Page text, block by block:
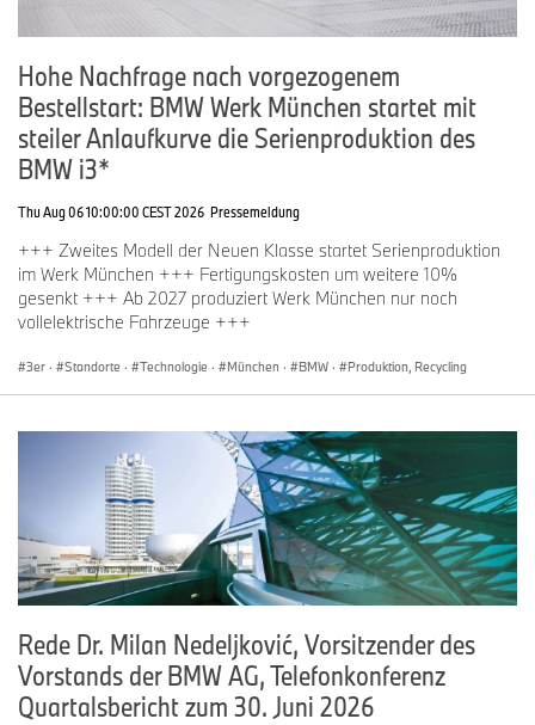
Hohe Nachfrage nach vorgezogenem
Bestellstart: BMW Werk München startet mit
steiler Anlaufkurve die Serienproduktion des
BMW i3*
Thu Aug 06 10:00:00 CEST 2026 Pressemeldung
+++ Zweites Modell der Neuen Klasse startet Serienproduktion
im Werk München +++ Fertigungskosten um weitere 10%
gesenkt +++ Ab 2027 produziert Werk München nur noch
vollelektrische Fahrzeuge +++
3er · Standorte · Technologie · München · BMW · Produktion, Recycling
Rede Dr. Milan Nedeljković, Vorsitzender des
Vorstands der BMW AG, Telefonkonferenz
Quartalsbericht zum 30. Juni 2026